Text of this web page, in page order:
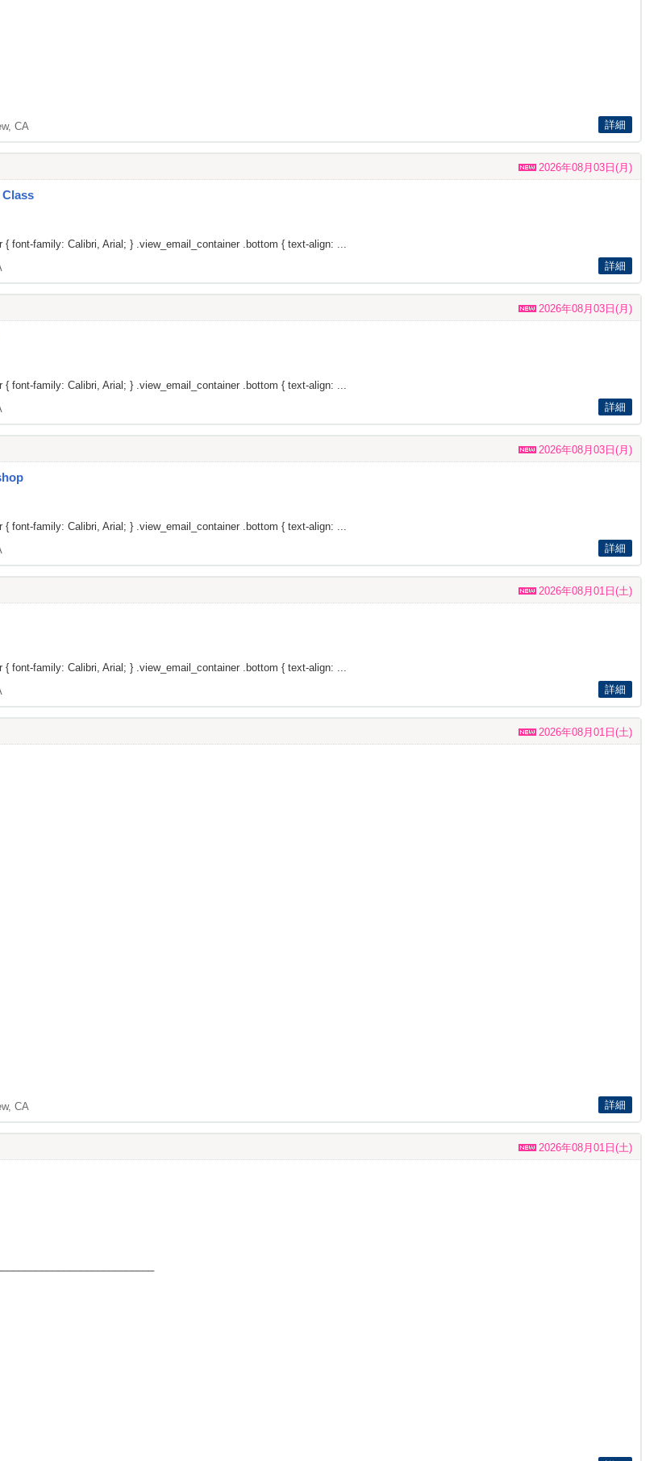
CA 詳細
2026年08月03日(月)
font-family: Calibri, Arial; } .view_email_container .bottom { text-align: ...
詳細
2026年08月03日(月)
font-family: Calibri, Arial; } .view_email_container .bottom { text-align: ...
詳細
2026年08月03日(月)
font-family: Calibri, Arial; } .view_email_container .bottom { text-align: ...
詳細
2026年08月01日(土)
font-family: Calibri, Arial; } .view_email_container .bottom { text-align: ...
詳細
2026年08月01日(土)
CA 詳細
2026年08月01日(土)